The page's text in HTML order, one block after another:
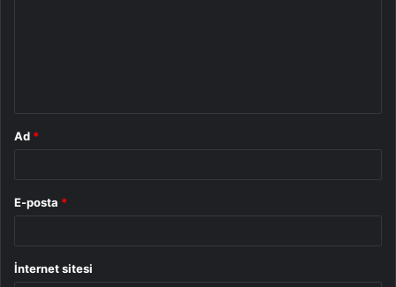
Ad *
E-posta *
İnternet sitesi